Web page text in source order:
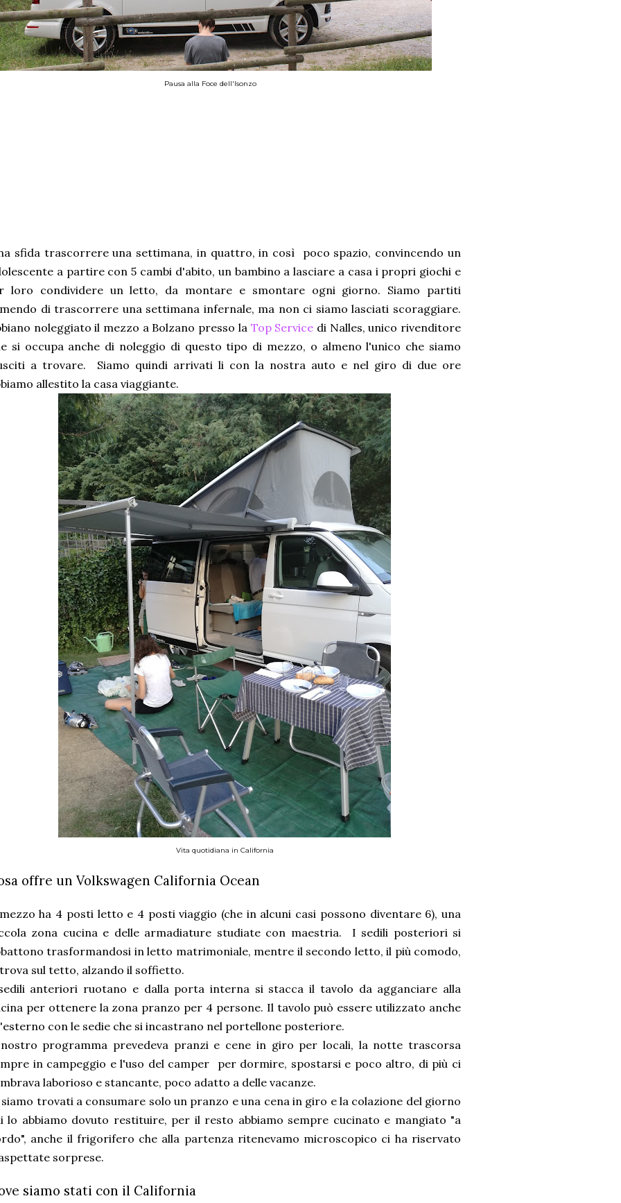
Pausa alla Foce dell'Isonzo
sfida trascorrere una settimana, in quattro, in così poco spazio, convincendo un
a partire con 5 cambi d'abito, un bambino a lasciare a casa i propri giochi e
loro condividere un letto, da montare e smontare ogni giorno. Siamo partiti
di trascorrere una settimana infernale, ma non ci siamo lasciati scoraggiare.
noleggiato il mezzo a Bolzano presso la Top Service di Nalles, unico rivenditore
si occupa anche di noleggio di questo tipo di mezzo, o almeno l'unico che siamo
a trovare. Siamo quindi arrivati li con la nostra auto e nel giro di due ore
allestito la casa viaggiante.
Vita quotidiana in California
offre un Volkswagen California Ocean
ha 4 posti letto e 4 posti viaggio (che in alcuni casi possono diventare 6), una
zona cucina e delle armadiature studiate con maestria. I sedili posteriori si
trasformandosi in letto matrimoniale, mentre il secondo letto, il più comodo,
sul tetto, alzando il soffietto.
anteriori ruotano e dalla porta interna si stacca il tavolo da agganciare alla
per ottenere la zona pranzo per 4 persone. Il tavolo può essere utilizzato anche
con le sedie che si incastrano nel portellone posteriore.
programma prevedeva pranzi e cene in giro per locali, la notte trascorsa
in campeggio e l'uso del camper per dormire, spostarsi e poco altro, di più ci
laborioso e stancante, poco adatto a delle vacanze.
siamo trovati a consumare solo un pranzo e una cena in giro e la colazione del giorno
lo abbiamo dovuto restituire, per il resto abbiamo sempre cucinato e mangiato "a
anche il frigorifero che alla partenza ritenevamo microscopico ci ha riservato
sorprese.
siamo stati con il California